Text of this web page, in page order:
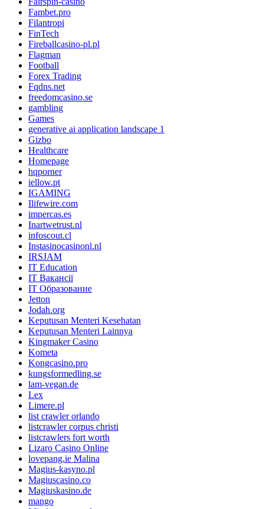
Fambet.pro
Filantropi
FinTech
Fireballcasino-pl.pl
Flagman
Football
Forex Trading
Fqdns.net
freedomcasino.se
gambling
Games
generative ai application landscape 1
Gizbo
Healthcare
Homepage
hqporner
iellow.pt
IGAMING
Ilifewire.com
impercas.es
Inartwetrust.nl
infoscout.cl
Instasinocasinonl.nl
IRSJAM
IT Education
IT Вакансії
IT Образование
Jetton
Jodah.org
Keputusan Menteri Kesehatan
Keputusan Menteri Lainnya
Kingmaker Casino
Kometa
Kongcasino.pro
kungsformedling.se
lam-vegan.de
Lex
Limere.pl
list crawler orlando
listcrawler corpus christi
listcrawlers fort worth
Lizaro Casino Online
lovepang.ie Malina
Magius-kasyno.pl
Magiuscasino.co
Magiuskasino.de
mango